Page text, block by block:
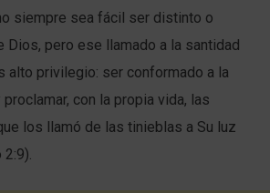
siempre sea fácil ser distinto o
Dios, pero ese llamado a la santidad
alto privilegio: ser conformado a la
con la propia vida, las
los llamó de las tinieblas a Su luz